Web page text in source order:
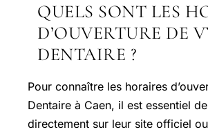
QUELS SONT LES
D’OUVERTURE DE
DENTAIRE ?
Pour connaître les horaires
Dentaire à Caen, il est essentiel
directement sur leur site officiel